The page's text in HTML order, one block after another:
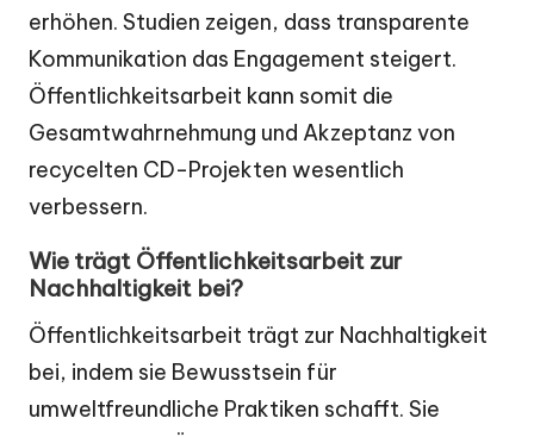
erhöhen. Studien zeigen, dass transparente
Kommunikation das Engagement steigert.
Öffentlichkeitsarbeit kann somit die
Gesamtwahrnehmung und Akzeptanz von
recycelten CD-Projekten wesentlich
verbessern.
Wie trägt Öffentlichkeitsarbeit zur
Nachhaltigkeit bei?
Öffentlichkeitsarbeit trägt zur Nachhaltigkeit
bei, indem sie Bewusstsein für
umweltfreundliche Praktiken schafft. Sie